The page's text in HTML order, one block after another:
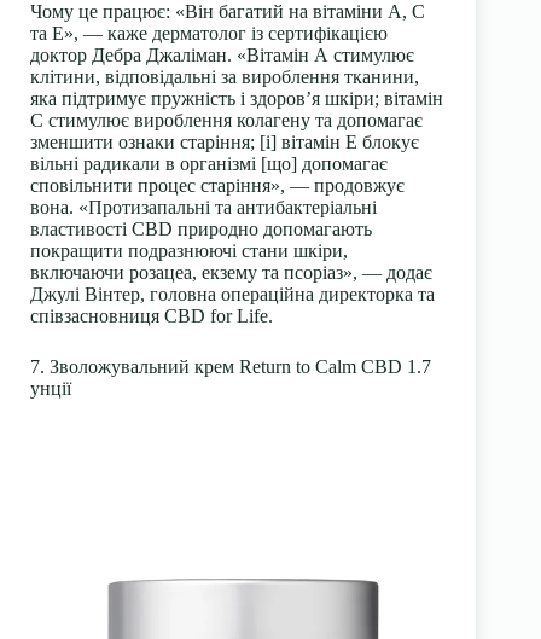
Чому це працює: «Він багатий на вітаміни А, С
та Е», — каже дерматолог із сертифікацією
доктор Дебра Джаліман. «Вітамін А стимулює
клітини, відповідальні за вироблення тканини,
яка підтримує пружність і здоров’я шкіри; вітамін
С стимулює вироблення колагену та допомагає
зменшити ознаки старіння; [і] вітамін Е блокує
вільні радикали в організмі [що] допомагає
сповільнити процес старіння», — продовжує
вона. «Протизапальні та антибактеріальні
властивості CBD природно допомагають
покращити подразнюючі стани шкіри,
включаючи розацеа, екзему та псоріаз», — додає
Джулі Вінтер, головна операційна директорка та
співзасновниця CBD for Life.
7. Зволожувальний крем Return to Calm CBD 1.7
унції